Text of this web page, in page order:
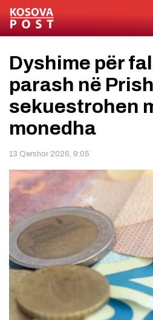
Dyshime për
parash në
sekuestrohen
monedha
13 Qershor 2026, 9:05